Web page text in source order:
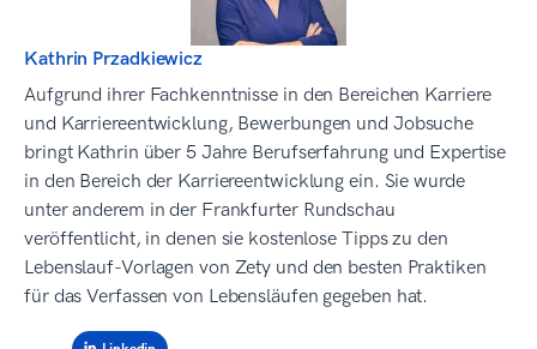
Kathrin Przadkiewicz
Aufgrund ihrer Fachkenntnisse in den Bereichen Karriere
und Karriereentwicklung, Bewerbungen und Jobsuche
bringt Kathrin über 5 Jahre Berufserfahrung und Expertise
in den Bereich der Karriereentwicklung ein. Sie wurde
unter anderem in der Frankfurter Rundschau
veröffentlicht, in denen sie kostenlose Tipps zu den
Lebenslauf-Vorlagen von Zety und den besten Praktiken
für das Verfassen von Lebensläufen gegeben hat.